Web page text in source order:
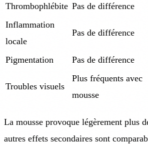
Thrombophlébite Pas de différence
Inflammation
locale
Pas de différence
Pigmentation Pas de différence
Troubles visuels
Plus fréquents avec
mousse
La mousse provoque légèrement plus
autres effets secondaires sont